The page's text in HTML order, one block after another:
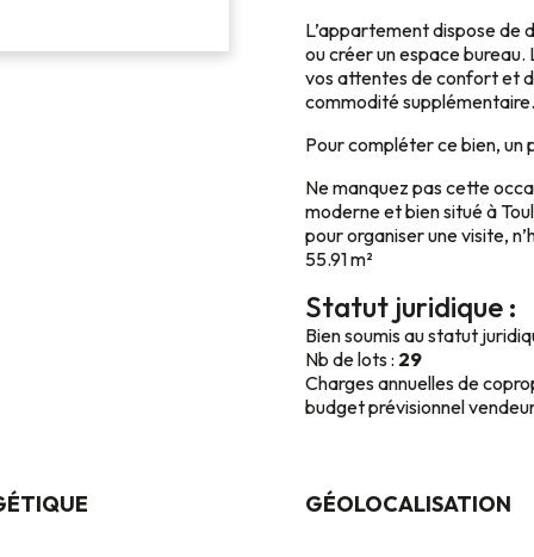
L’appartement dispose de
ou créer un espace
vos attentes de confort et
commodité supplémentaire.
Pour compléter ce bien, un
Ne manquez pas cette
moderne et bien situé à
pour organiser une visite,
55.91 m²
Statut juridique :
Bien soumis au statut
Nb de lots : 29
Charges annuelles de
budget prévisionnel
GÉOLOCALISATION